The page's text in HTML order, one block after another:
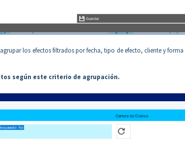
los efectos filtrados por fecha, tipo de efecto, cliente y forma
según este criterio de agrupación.